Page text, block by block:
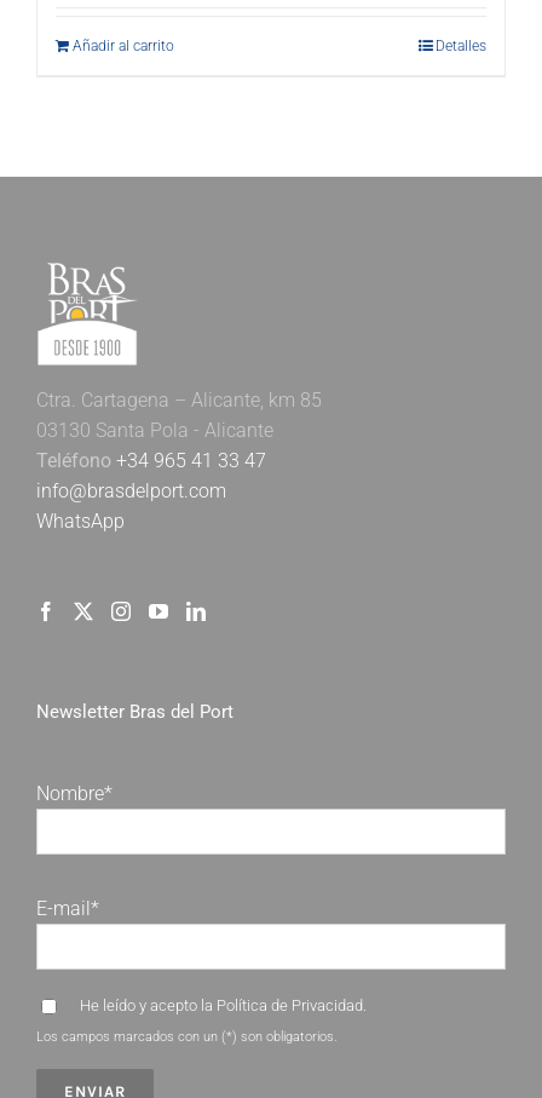
Añadir al carrito Detalles
Ctra. Cartagena – Alicante, km 85
03130 Santa Pola - Alicante
Teléfono +34 965 41 33 47
info@brasdelport.com
WhatsApp
Newsletter Bras del Port
Nombre*
E-mail*
He leído y acepto la Política de Privacidad.
Los campos marcados con un (*) son obligatorios.